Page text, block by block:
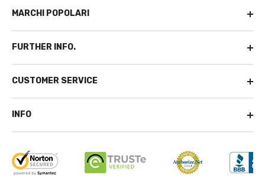
MARCHI POPOLARI
FURTHER INFO.
CUSTOMER SERVICE
INFO